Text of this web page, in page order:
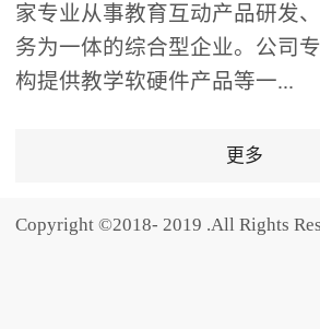
阐述等开放式互动，鼓励
学生自由表达思考过程，
培养批判性思维与表达能
功能增加课堂趣味性，同
家专业从事教育互动产品研发
务为一体的综合型企业。公司
构提供教学软硬件产品等一...
更多
Copyright ©2018- 2019 .All Rights